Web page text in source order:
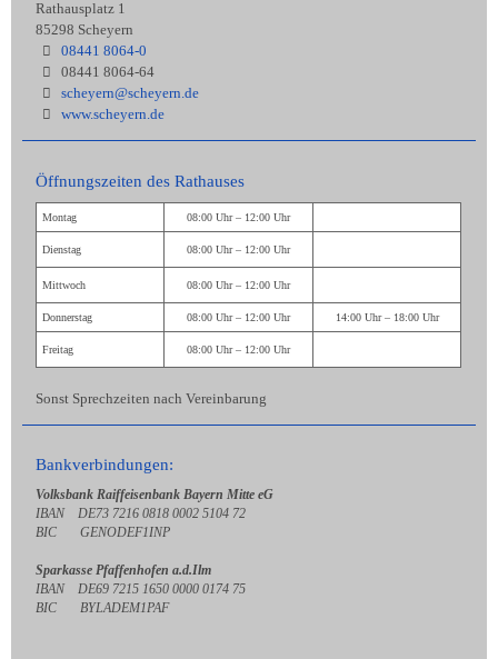
Rathausplatz 1
85298 Scheyern
08441 8064-0
08441 8064-64
scheyern@scheyern.de
www.scheyern.de
Öffnungszeiten des Rathauses
Montag 08:00 Uhr – 12:00 Uhr
Dienstag 08:00 Uhr – 12:00 Uhr
Mittwoch 08:00 Uhr – 12:00 Uhr
Donnerstag 08:00 Uhr – 12:00 Uhr 14:00 Uhr – 18:00 Uhr
Freitag 08:00 Uhr – 12:00 Uhr
Sonst Sprechzeiten nach Vereinbarung
Bankverbindungen:
Volksbank Raiffeisenbank Bayern Mitte eG
IBAN DE73 7216 0818 0002 5104 72
BIC GENODEF1INP
Sparkasse Pfaffenhofen a.d.Ilm
IBAN DE69 7215 1650 0000 0174 75
BIC BYLADEM1PAF